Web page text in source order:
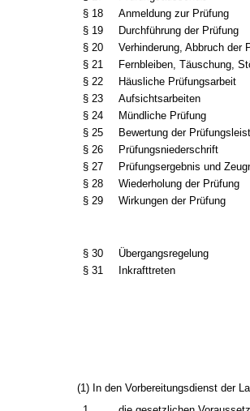
§ 18
Anmeldung zur Prüfung
§ 19
Durchführung der Prüfung
§ 20
Verhinderung, Abbruch der
§ 21
Fernbleiben, Täuschung,
§ 22
Häusliche Prüfungsarbeit
§ 23
Aufsichtsarbeiten
§ 24
Mündliche Prüfung
§ 25
Bewertung der
§ 26
Prüfungsniederschrift
§ 27
Prüfungsergebnis und
§ 28
Wiederholung der Prüfung
§ 29
Wirkungen der Prüfung
§ 30
Übergangsregelung
§ 31
Inkrafttreten
(1) In den Vorbereitungsdienst der